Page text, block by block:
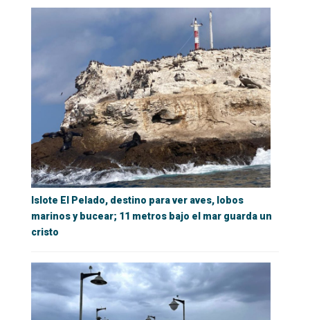
Islote El Pelado, destino para ver aves, lobos
marinos y bucear; 11 metros bajo el mar guarda un
cristo